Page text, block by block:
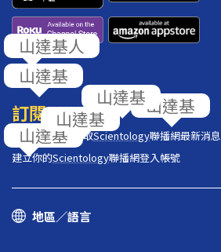
回饋
訂閱
在你的收件匣獲取Scientology聯播網最新消息
建立你的Scientology聯播網登入帳號
地區／語言
山達基人
山達基
山達基
山達基
山達基
山達基